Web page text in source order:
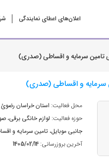
اعلان‌های اعطای نمایندگی
تامین سرمایه و اقساطی (صدری)
سرمایه و اقساطی (صدری)
محل فعالیت: استان خراسان رضوئ
حوزه فعالیت: لوازم خانگی برقی،
جانبی موبایل، تامین سرمایه و
آخرین بروزرسانی: 1405/02/14